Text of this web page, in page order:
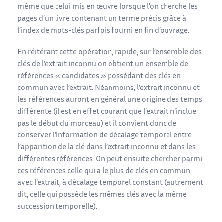
même que celui mis en œuvre lorsque l’on cherche les
pages d’un livre contenant un terme précis grâce à
l’index de mots-clés parfois fourni en fin d’ouvrage.
En réitérant cette opération, rapide, sur l’ensemble des
clés de l’extrait inconnu on obtient un ensemble de
références « candidates » possédant des clés en
commun avec l’extrait. Néanmoins, l’extrait inconnu et
les références auront en général une origine des temps
différente (il est en effet courant que l’extrait n’inclue
pas le début du morceau) et il convient donc de
conserver l’information de décalage temporel entre
l’apparition de la clé dans l’extrait inconnu et dans les
différentes références. On peut ensuite chercher parmi
ces références celle qui a le plus de clés en commun
avec l’extrait, à décalage temporel constant (autrement
dit, celle qui possède les mêmes clés avec la même
succession temporelle).